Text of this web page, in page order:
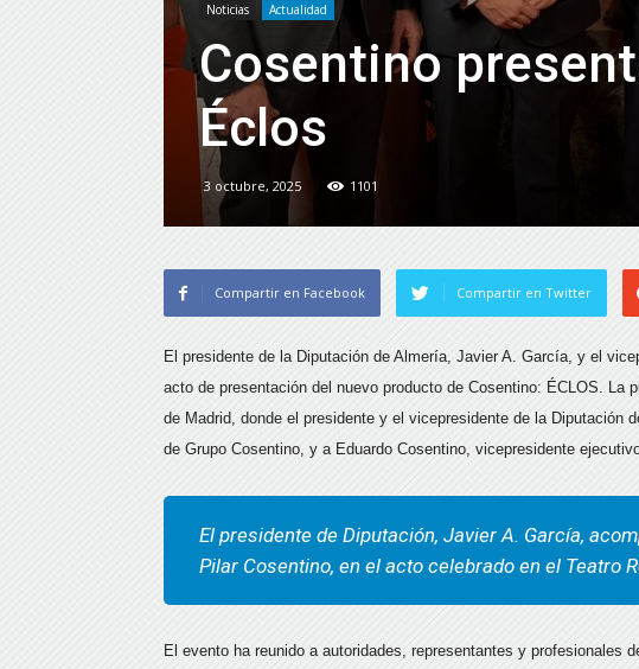
Noticias Actualidad
Cosentino
Éclos
3 octubre, 2025 1101
Compartir en Facebook Compartir en Twitter
El presidente de la Diputación de Almería, Javier A. García, y el
acto de presentación del nuevo producto de Cosentino: ÉCLOS. La
de Madrid, donde el presidente y el vicepresidente de la Diputación
de Grupo Cosentino, y a Eduardo Cosentino, vicepresidente
El presidente de Diputación, Javier A. García,
Pilar Cosentino, en el acto celebrado en el Teatro
El evento ha reunido a autoridades, representantes y profesionales